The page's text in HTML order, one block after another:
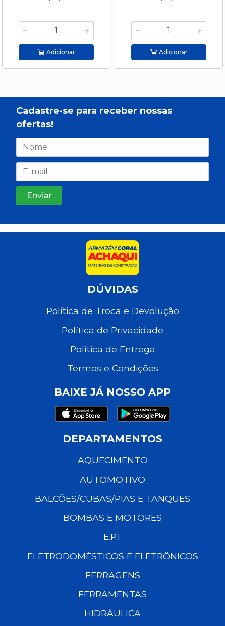
Adicionar Adicionar
Cadastre-se para receber nossas
ofertas!
DÚVIDAS
Política de Troca e Devolução
Política de Privacidade
Política de Entrega
Termos e Condições
BAIXE JÁ NOSSO APP
DEPARTAMENTOS
AQUECIMENTO
AUTOMOTIVO
BALCÕES/CUBAS/PIAS E TANQUES
BOMBAS E MOTORES
E.P.I.
ELETRODOMÉSTICOS E ELETRÔNICOS
FERRAGENS
FERRAMENTAS
HIDRÁULICA